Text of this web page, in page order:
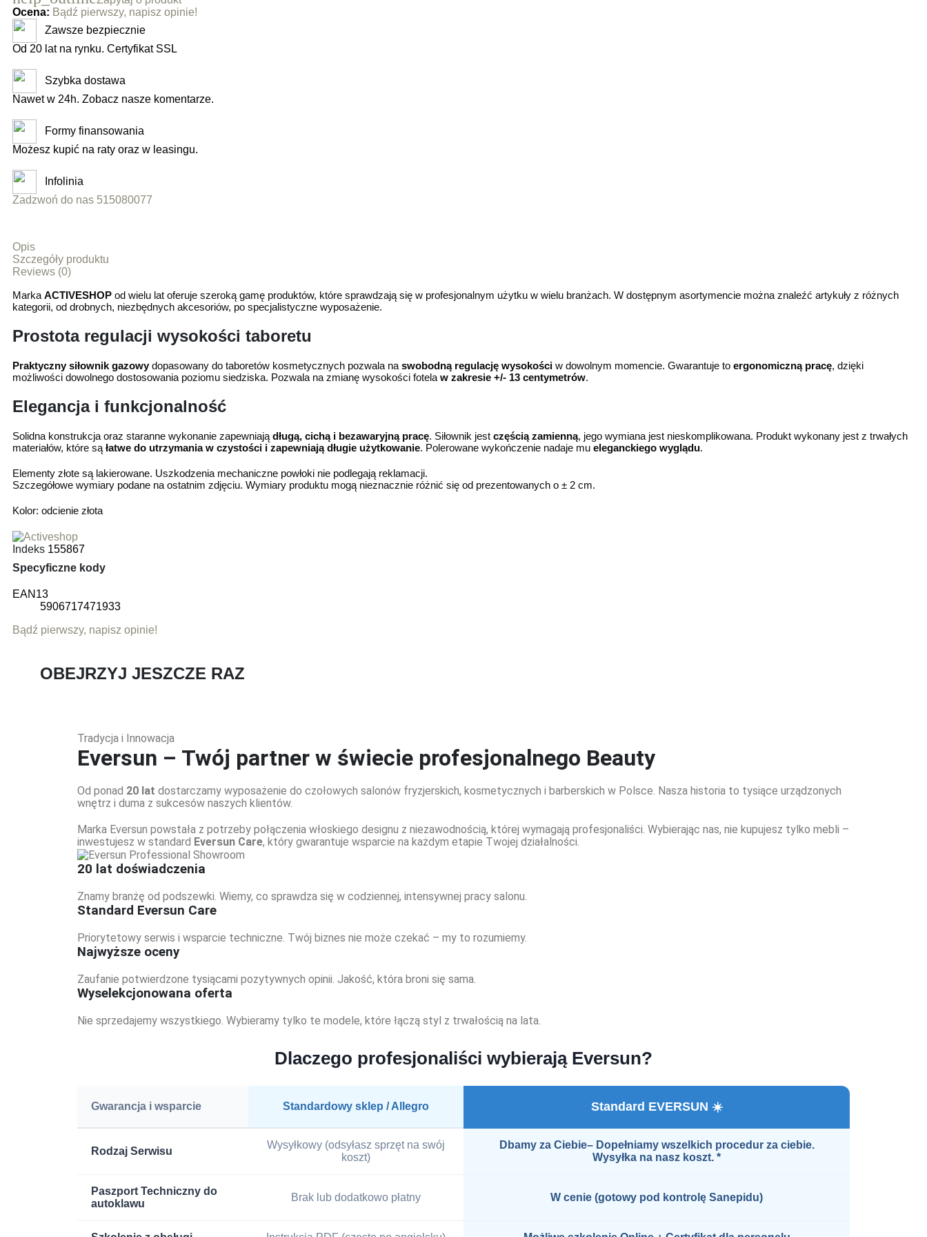
Ocena: Bądź pierwszy, napisz opinie!
Zawsze bezpiecznie
Od 20 lat na rynku. Certyfikat SSL
Szybka dostawa
Nawet w 24h. Zobacz nasze komentarze.
Formy finansowania
Możesz kupić na raty oraz w leasingu.
Infolinia
Zadzwoń do nas 515080077
Opis
Szczegóły produktu
Reviews (0)
Marka ACTIVESHOP od wielu lat oferuje szeroką gamę produktów, które sprawdzają się w profesjonalnym użytku w wielu branżach. W dostępnym asortymencie można znaleźć artykuły z różnych
kategorii, od drobnych, niezbędnych akcesoriów, po specjalistyczne wyposażenie.
Prostota regulacji wysokości taboretu
Praktyczny siłownik gazowy dopasowany do taboretów kosmetycznych pozwala na swobodną regulację wysokości w dowolnym momencie. Gwarantuje to ergonomiczną pracę, dzięki
możliwości dowolnego dostosowania poziomu siedziska. Pozwala na zmianę wysokości fotela w zakresie +/- 13 centymetrów.
Elegancja i funkcjonalność
Solidna konstrukcja oraz staranne wykonanie zapewniają długą, cichą i bezawaryjną pracę. Siłownik jest częścią zamienną, jego wymiana jest nieskomplikowana. Produkt wykonany jest z trwałych
materiałów, które są łatwe do utrzymania w czystości i zapewniają długie użytkowanie. Polerowane wykończenie nadaje mu eleganckiego wyglądu.
Elementy złote są lakierowane. Uszkodzenia mechaniczne powłoki nie podlegają reklamacji.
Szczegółowe wymiary podane na ostatnim zdjęciu. Wymiary produktu mogą nieznacznie różnić się od prezentowanych o ± 2 cm.
Kolor: odcienie złota
Indeks 155867
Specyficzne kody
EAN13
5906717471933
Bądź pierwszy, napisz opinie!
OBEJRZYJ JESZCZE RAZ
Tradycja i Innowacja
Eversun – Twój partner w świecie profesjonalnego Beauty
Od ponad 20 lat dostarczamy wyposażenie do czołowych salonów fryzjerskich, kosmetycznych i barberskich w Polsce. Nasza historia to tysiące urządzonych
wnętrz i duma z sukcesów naszych klientów.
Marka Eversun powstała z potrzeby połączenia włoskiego designu z niezawodnością, której wymagają profesjonaliści. Wybierając nas, nie kupujesz tylko mebli –
inwestujesz w standard Eversun Care, który gwarantuje wsparcie na każdym etapie Twojej działalności.
20 lat doświadczenia
Znamy branżę od podszewki. Wiemy, co sprawdza się w codziennej, intensywnej pracy salonu.
Standard Eversun Care
Priorytetowy serwis i wsparcie techniczne. Twój biznes nie może czekać – my to rozumiemy.
Najwyższe oceny
Zaufanie potwierdzone tysiącami pozytywnych opinii. Jakość, która broni się sama.
Wyselekcjonowana oferta
Nie sprzedajemy wszystkiego. Wybieramy tylko te modele, które łączą styl z trwałością na lata.
Dlaczego profesjonaliści wybierają Eversun?
Gwarancja i wsparcie Standardowy sklep / Allegro Standard EVERSUN ☀️
Rodzaj Serwisu
Wysyłkowy (odsyłasz sprzęt na swój
koszt)
Dbamy za Ciebie– Dopełniamy wszelkich procedur za ciebie.
Wysyłka na nasz koszt. *
Paszport Techniczny do
autoklawu
Brak lub dodatkowo płatny W cenie (gotowy pod kontrolę Sanepidu)